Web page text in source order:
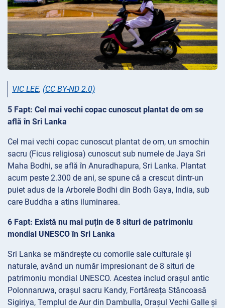
VIC LEE, (CC BY-ND 2.0)
5 Fapt: Cel mai vechi copac cunoscut plantat de om se
află în Sri Lanka
Cel mai vechi copac cunoscut plantat de om, un smochin
sacru (Ficus religiosa) cunoscut sub numele de Jaya Sri
Maha Bodhi, se află în Anuradhapura, Sri Lanka. Plantat
acum peste 2.300 de ani, se spune că a crescut dintr-un
puiet adus de la Arborele Bodhi din Bodh Gaya, India, sub
care Buddha a atins iluminarea.
6 Fapt: Există nu mai puțin de 8 situri de patrimoniu
mondial UNESCO în Sri Lanka
Sri Lanka se mândrește cu comorile sale culturale și
naturale, având un număr impresionant de 8 situri de
patrimoniu mondial UNESCO. Acestea includ orașul antic
Polonnaruwa, orașul sacru Kandy, Fortăreața Stâncoasă
Sigiriya, Templul de Aur din Dambulla, Orașul Vechi Galle și